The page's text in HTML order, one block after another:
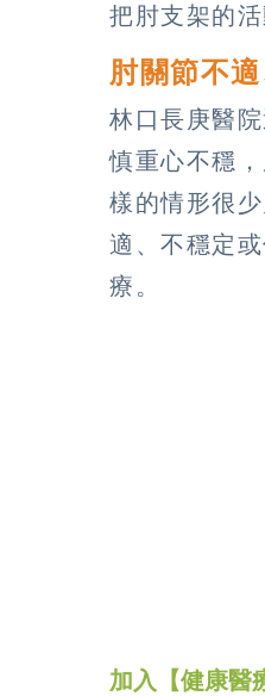
把肘支架的
肘關節不
林口長庚醫
慎重心不穩
樣的情形很
適、不穩定
療。
加入【健康醫